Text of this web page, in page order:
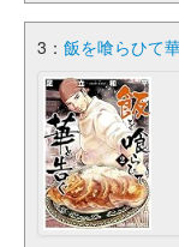
3： 飯を喰らひて